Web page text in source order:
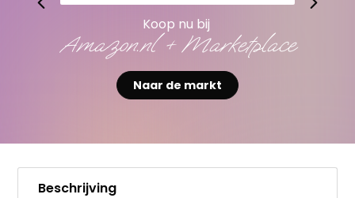
Koop nu bij
Amazon.nl + Marketplace
Naar de markt
Beschrijving